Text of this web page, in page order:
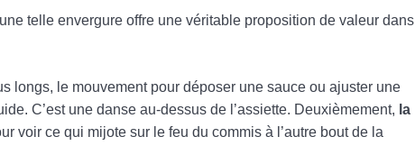
telle envergure offre une véritable proposition de valeur
longs, le mouvement pour déposer une sauce ou ajuster une
C’est une danse au-dessus de l’assiette. Deuxièmement, la
voir ce qui mijote sur le feu du commis à l’autre bout de la